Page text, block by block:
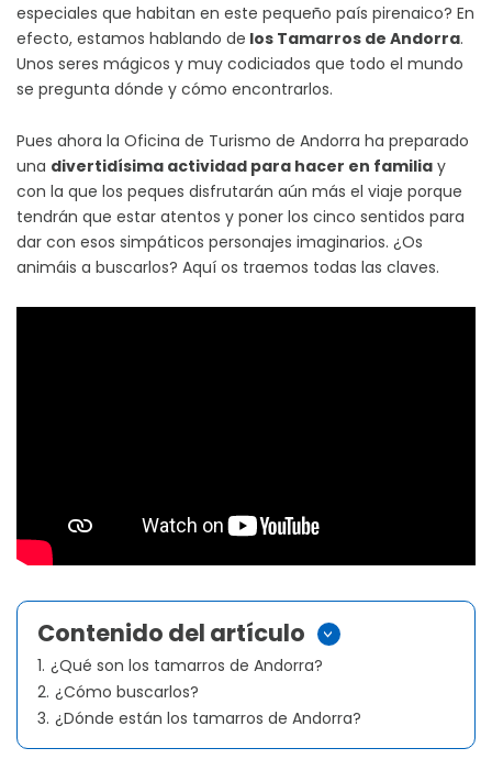
especiales que habitan en este pequeño país pirenaico? En
efecto, estamos hablando de los Tamarros de Andorra.
Unos seres mágicos y muy codiciados que todo el mundo
se pregunta dónde y cómo encontrarlos.
Pues ahora la Oficina de Turismo de Andorra ha preparado
una divertidísima actividad para hacer en familia y
con la que los peques disfrutarán aún más el viaje porque
tendrán que estar atentos y poner los cinco sentidos para
dar con esos simpáticos personajes imaginarios. ¿Os
animáis a buscarlos? Aquí os traemos todas las claves.
Contenido del artículo >
1. ¿Qué son los tamarros de Andorra?
2. ¿Cómo buscarlos?
3. ¿Dónde están los tamarros de Andorra?